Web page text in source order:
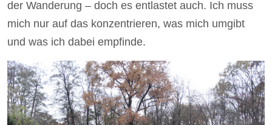
der Wanderung – doch es entlastet auch. Ich muss
mich nur auf das konzentrieren, was mich umgibt
und was ich dabei empfinde.